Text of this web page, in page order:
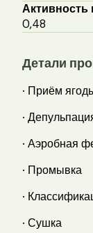
Активность
0,48
Детали
· Приём
·
· Аэробная
· Промывка
·
· Сушка